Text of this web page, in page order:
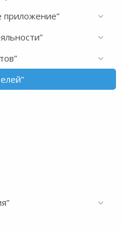
приложение”